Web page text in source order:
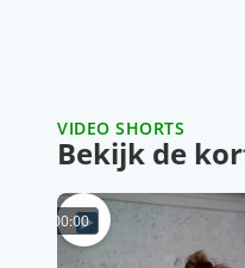
VIDEO SHORTS
Bekijk de
00:00